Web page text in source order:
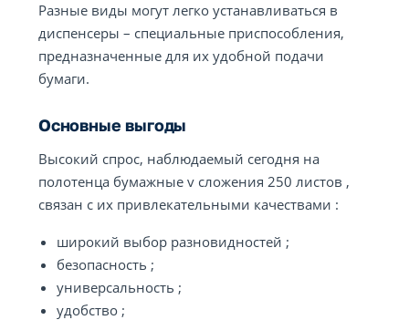
Разные виды могут легко устанавливаться в
диспенсеры – специальные приспособления,
предназначенные для их удобной подачи
бумаги.
Основные выгоды
Высокий спрос, наблюдаемый сегодня на
полотенца бумажные v сложения 250 листов ,
связан с их привлекательными качествами :
широкий выбор разновидностей ;
безопасность ;
универсальность ;
удобство ;